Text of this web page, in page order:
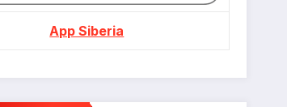
App Siberia